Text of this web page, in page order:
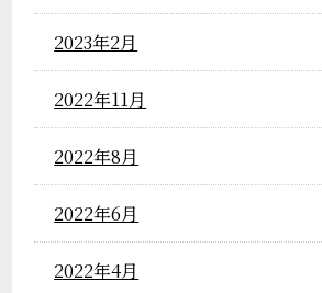
2023年2月
2022年11月
2022年8月
2022年6月
2022年4月